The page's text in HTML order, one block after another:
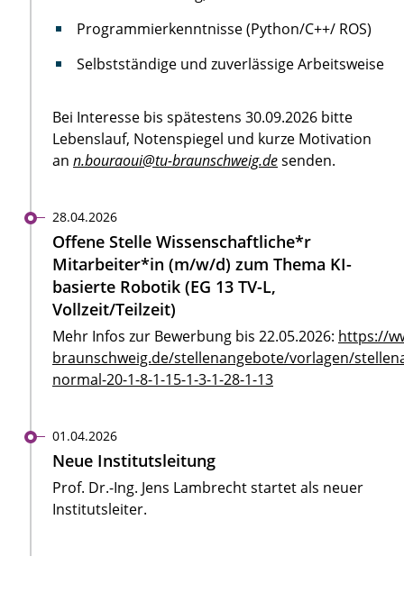
Programmierkenntnisse (Python/C++/ ROS)
Selbstständige und zuverlässige Arbeitsweise
Bei Interesse bis spätestens 30.09.2026 bitte
Lebenslauf, Notenspiegel und kurze Motivation
an n.bouraoui@tu-braunschweig.desenden.
28.04.2026
Offene Stelle Wissenschaftliche*r
Mitarbeiter*in (m/w/d) zum Thema KI-
basierte Robotik (EG 13 TV-L,
Vollzeit/Teilzeit)
Mehr Infos zur Bewerbung bis 22.05.2026: https://
braunschweig.de/stellenangebote/vorlagen/
normal-20-1-8-1-15-1-3-1-28-1-13
01.04.2026
Neue Institutsleitung
Prof. Dr.-Ing. Jens Lambrecht startet als neuer
Institutsleiter.